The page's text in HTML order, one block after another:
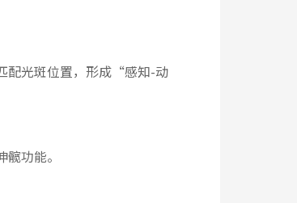
配光斑位置，形成“感知-动
功能。